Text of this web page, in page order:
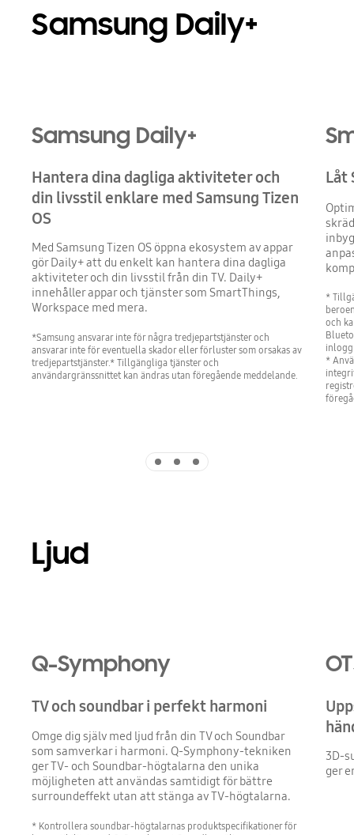
Samsung Daily+
Samsung Daily+
Hantera dina dagliga aktiviteter och
din livsstil enklare med Samsung Tizen
OS
Med Samsung Tizen OS öppna ekosystem av appar
gör Daily+ att du enkelt kan hantera dina dagliga
aktiviteter och din livsstil från din TV. Daily+
innehåller appar och tjänster som SmartThings,
Workspace med mera.
*Samsung ansvarar inte för några tredjepartstjänster och
ansvarar inte för eventuella skador eller förluster som orsakas av
tredjepartstjänster.* Tillgängliga tjänster och
användargränssnittet kan ändras utan föregående meddelande.
Låt
*
och
*
Ljud
Q-Symphony
TV och soundbar i perfekt harmoni
Omge dig själv med ljud från din TV och Soundbar
som samverkar i harmoni. Q-Symphony-tekniken
ger TV- och Soundbar-högtalarna den unika
möjligheten att användas samtidigt för bättre
surroundeffekt utan att stänga av TV-högtalarna.
* Kontrollera soundbar-högtalarnas produktspecifikationer för
3D-
ger